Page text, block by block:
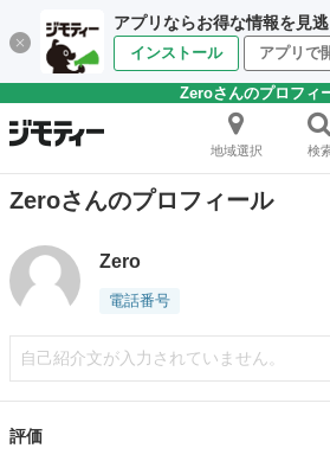
アプリならお得な情報を見逃
インストール アプリで
Zeroさんのプロフィ
地域選択 検
Zeroさんのプロフィール
Zero
電話番号
自己紹介文が入力されていません。
評価